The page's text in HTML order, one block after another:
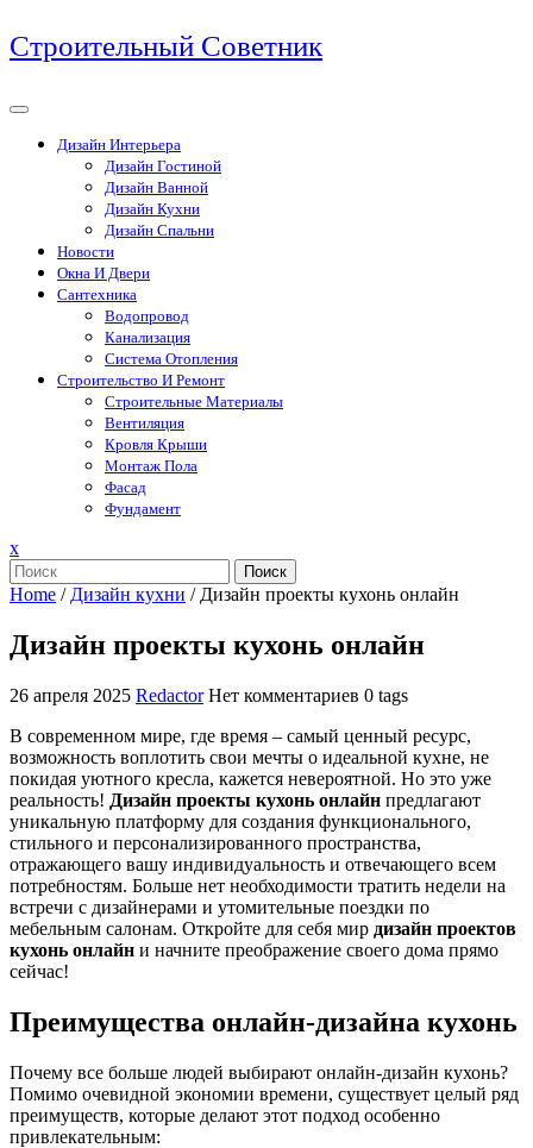
Перейти
к
Строительный Советник
Дизайн Интерьера
Дизайн Гостиной
Дизайн Ванной
Дизайн Кухни
Дизайн Спальни
Новости
Окна И Двери
Сантехника
Водопровод
Канализация
Система Отопления
Строительство И Ремонт
Строительные Материалы
Вентиляция
Кровля Крыши
Монтаж Пола
Фасад
Фундамент
xЗакрыть
меню
Поиск
Home / Дизайн кухни / Дизайн проекты кухонь онлайн
Дизайн проекты кухонь онлайн
26 апреля 2025 Redactor Нет комментариев 0 tags
В современном мире, где время – самый ценный ресурс,
возможность воплотить свои мечты о идеальной кухне, не
покидая уютного кресла, кажется невероятной. Но это уже
реальность! Дизайн проекты кухонь онлайн предлагают
уникальную платформу для создания функционального,
стильного и персонализированного пространства,
отражающего вашу индивидуальность и отвечающего всем
потребностям. Больше нет необходимости тратить недели на
встречи с дизайнерами и утомительные поездки по
мебельным салонам. Откройте для себя мир дизайн проектов
кухонь онлайн и начните преображение своего дома прямо
сейчас!
Преимущества онлайн-дизайна кухонь
Почему все больше людей выбирают онлайн-дизайн кухонь?
Помимо очевидной экономии времени, существует целый ряд
преимуществ, которые делают этот подход особенно
привлекательным: